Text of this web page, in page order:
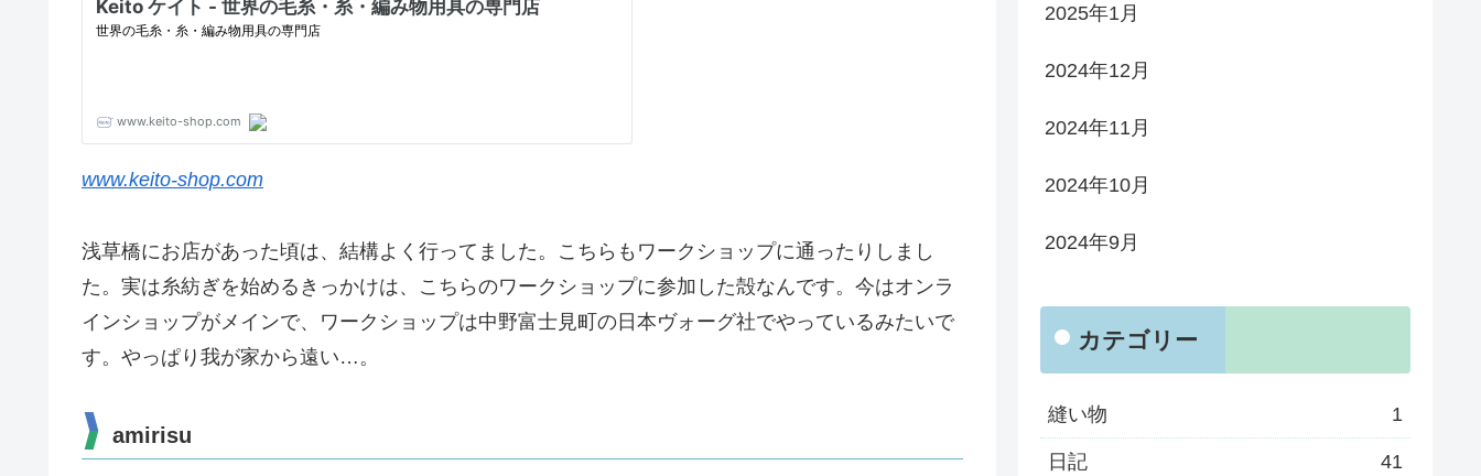
www.keito-shop.com
浅草橋にお店があった頃は、結構よく行ってました。こちらもワークショップに通ったりしまし
た。実は糸紡ぎを始めるきっかけは、こちらのワークショップに参加した殻なんです。今はオンラ
インショップがメインで、ワークショップは中野富士見町の日本ヴォーグ社でやっているみたいで
す。やっぱり我が家から遠い…。
amirisu
2025年1月
2024年12月
2024年11月
2024年10月
2024年9月
カテゴリー
縫い物 1
日記 41